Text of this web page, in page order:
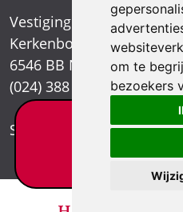
om te
bezoekers
Letselschade
×
Vestiging Nijmegen
Kerkenbos 1021
6546 BB Nijmegen
(024) 388 66 80
Stuur een e-mail